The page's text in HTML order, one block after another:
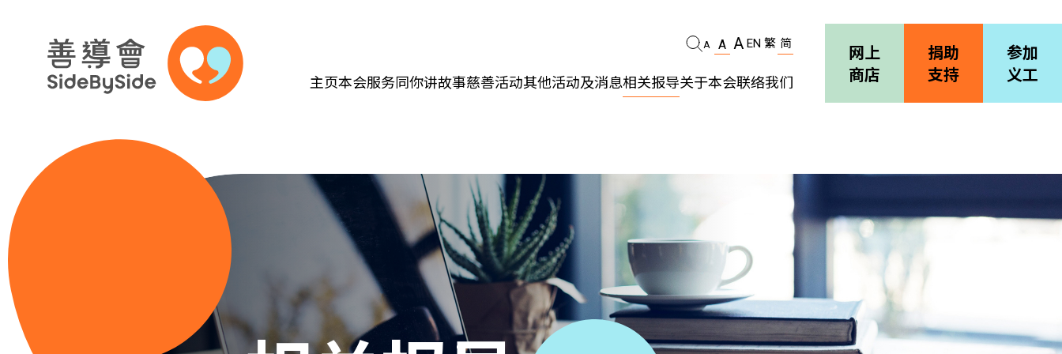
A A A EN 繁 简
主页本会服务
职能发展
社区教育
多元共融
社区连系
同你讲故事慈善活动其他活动及消息相关报导关于本会联络我们
网上
商店
捐助
支持
参加
义工